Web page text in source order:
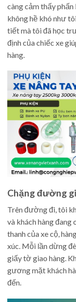
càng cảm thấy
không hề khó như
tiết mà tôi đã học
định của chiếc xe
hàng.
Chặng đường
Trên đường đi, tôi
và khách hàng
thanh của xe cộ,
xúc. Mỗi lần dừng
giấy tờ giao hàng.
gương mặt khách
đến.